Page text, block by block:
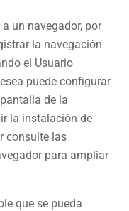
un navegador, por
la navegación
el Usuario
puede configurar
de la
la instalación de
consulte las
para ampliar
que se pueda